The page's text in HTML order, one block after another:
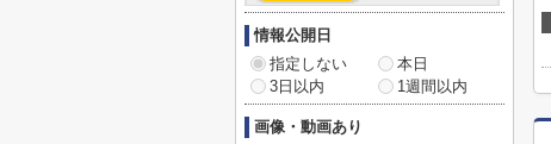
情報公開日
指定しない
本日
3日以内
1週間以内
画像・動画あり